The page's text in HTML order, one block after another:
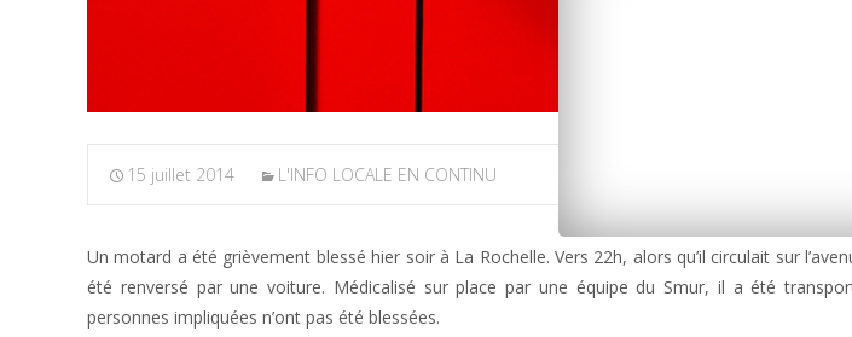
15 juillet 2014 L'INFO LOCALE EN CONTINU
Un motard a été grièvement blessé hier soir à La Rochelle. Vers 22h, alors qu’il circulait sur
été renversé par une voiture. Médicalisé sur place par une équipe du Smur, il a été
personnes impliquées n’ont pas été blessées.